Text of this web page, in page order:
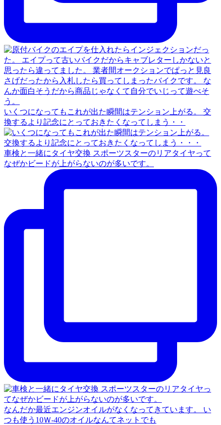
いくつになってもこれが出た瞬間はテンション上がる。 交
換するより記念にとっておきたくなってしまう・・
車検と一緒にタイヤ交換 スポーツスターのリアタイヤって
なぜかビードが上がらないのが多いです。
なんだか最近エンジンオイルがなくなってきています。 い
つも使う10Ｗ‐40のオイルなんてネットでも